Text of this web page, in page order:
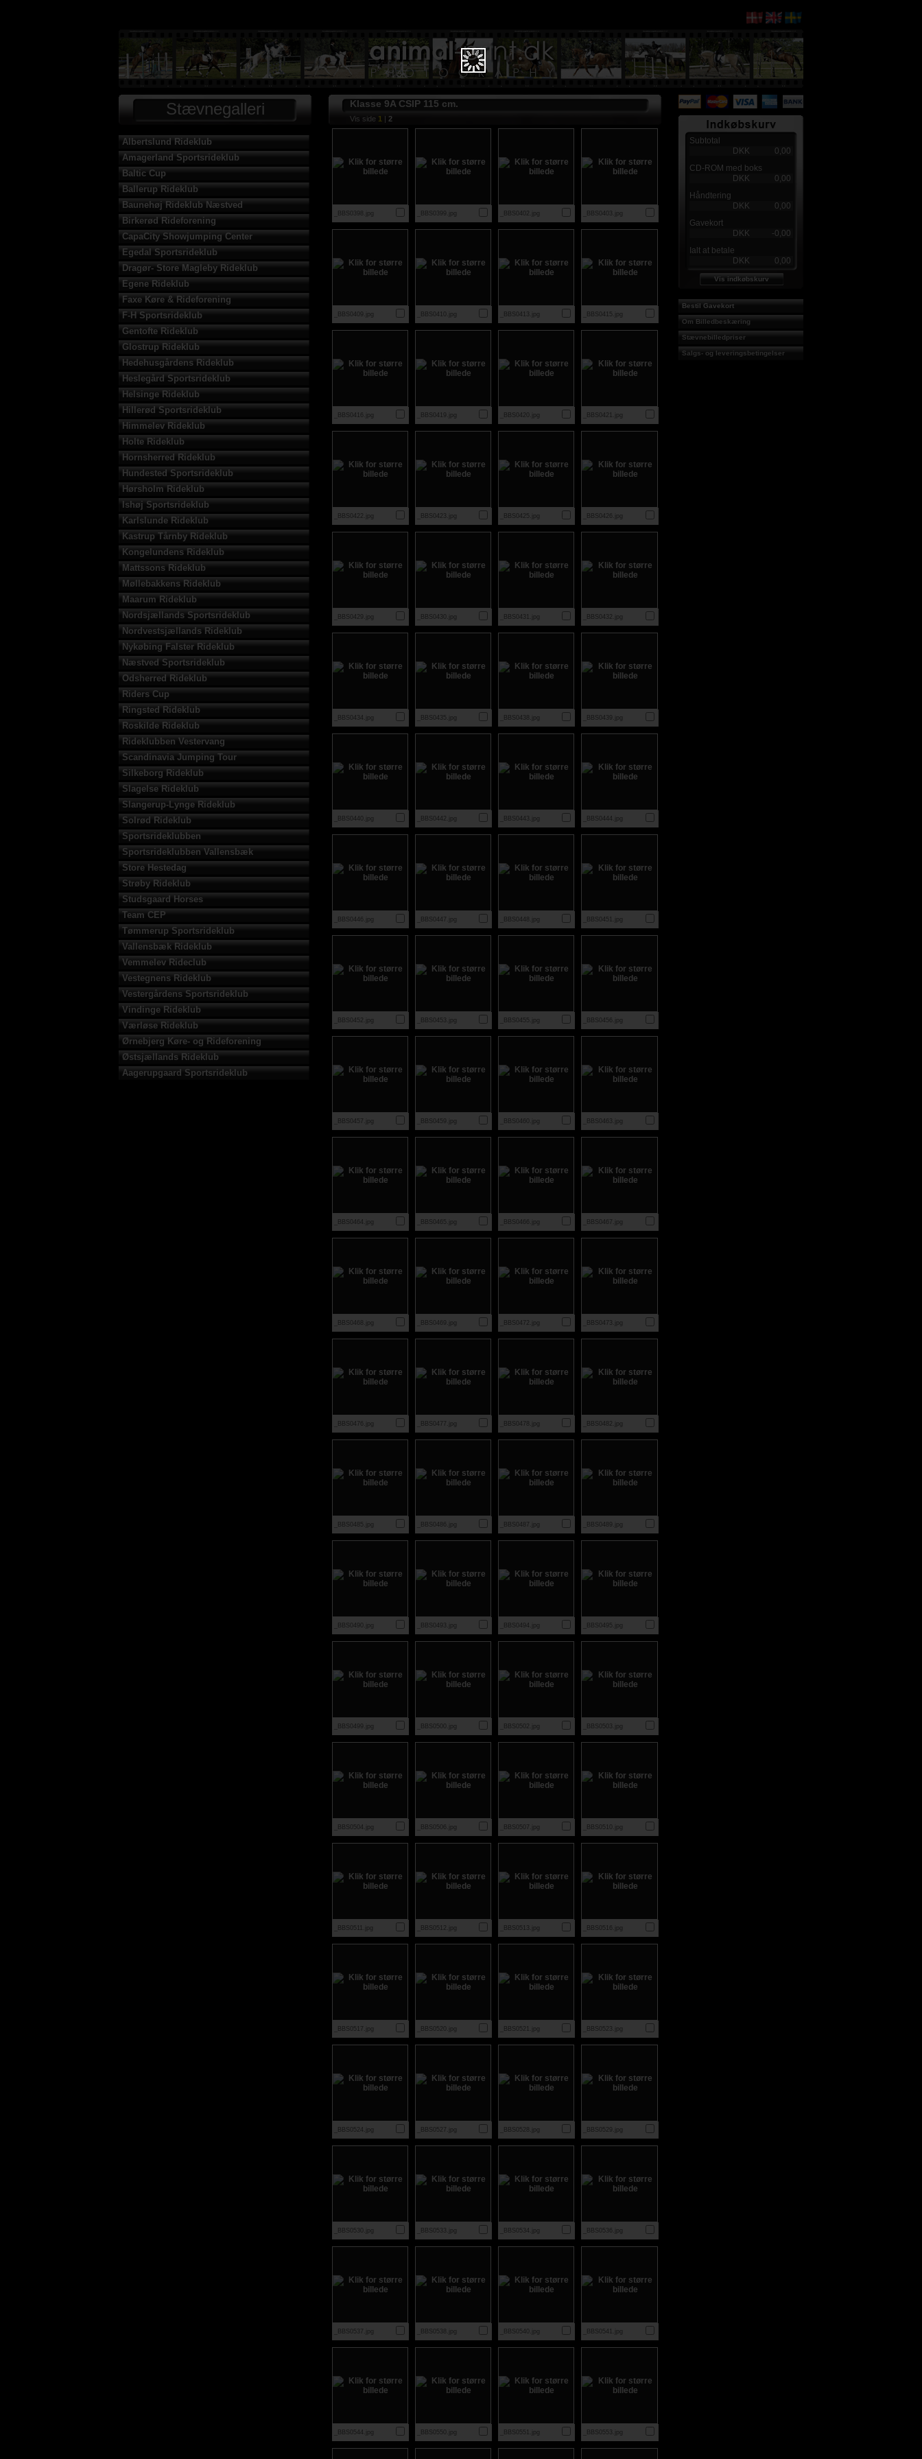
Stævnegalleri
Albertslund Rideklub
Amagerland Sportsrideklub
Baltic Cup
Ballerup Rideklub
Baunehøj Rideklub Næstved
Birkerød Rideforening
CapaCity Showjumping Center
Egedal Sportsrideklub
Dragør- Store Magleby Rideklub
Egene Rideklub
Faxe Køre & Rideforening
F-H Sportsrideklub
Gentofte Rideklub
Glostrup Rideklub
Hedehusgårdens Rideklub
Heslegård Sportsrideklub
Helsinge Rideklub
Hillerød Sportsrideklub
Himmelev Rideklub
Holte Rideklub
Hornsherred Rideklub
Hundested Sportsrideklub
Hørsholm Rideklub
Ishøj Sportsrideklub
Karlslunde Rideklub
Kastrup Tårnby Rideklub
Kongelundens Rideklub
Mattssons Rideklub
Møllebakkens Rideklub
Maarum Rideklub
Nordsjællands Sportsrideklub
Nordvestsjællands Rideklub
Nykøbing Falster Rideklub
Næstved Sportsrideklub
Odsherred Rideklub
Riders Cup
Ringsted Rideklub
Roskilde Rideklub
Rideklubben Vestervang
Scandinavia Jumping Tour
Silkeborg Rideklub
Slagelse Rideklub
Slangerup-Lynge Rideklub
Solrød Rideklub
Sportsrideklubben
Sportsrideklubben Vallensbæk
Store Hestedag
Strøby Rideklub
Studsgaard Horses
Team CEP
Tømmerup Sportsrideklub
Vallensbæk Rideklub
Vemmelev Rideclub
Vestegnens Rideklub
Vestergårdens Sportsrideklub
Vindinge Rideklub
Værløse Rideklub
Ørnebjerg Køre- og Rideforening
Østsjællands Rideklub
Aagerupgaard Sportsrideklub
Klasse 9A CSIP 115 cm.
Vis side 1 | 2
_BBS0398.jpg _BBS0399.jpg _BBS0402.jpg _BBS0403.jpg
_BBS0409.jpg _BBS0410.jpg _BBS0413.jpg _BBS0415.jpg
_BBS0416.jpg _BBS0419.jpg _BBS0420.jpg _BBS0421.jpg
_BBS0422.jpg _BBS0423.jpg _BBS0425.jpg _BBS0426.jpg
_BBS0429.jpg _BBS0430.jpg _BBS0431.jpg _BBS0432.jpg
_BBS0434.jpg _BBS0435.jpg _BBS0438.jpg _BBS0439.jpg
_BBS0440.jpg _BBS0442.jpg _BBS0443.jpg _BBS0444.jpg
_BBS0446.jpg _BBS0447.jpg _BBS0448.jpg _BBS0451.jpg
_BBS0452.jpg _BBS0453.jpg _BBS0455.jpg _BBS0456.jpg
_BBS0457.jpg _BBS0459.jpg _BBS0460.jpg _BBS0463.jpg
_BBS0464.jpg _BBS0465.jpg _BBS0466.jpg _BBS0467.jpg
_BBS0468.jpg _BBS0469.jpg _BBS0472.jpg _BBS0473.jpg
_BBS0476.jpg _BBS0477.jpg _BBS0478.jpg _BBS0482.jpg
_BBS0485.jpg _BBS0486.jpg _BBS0487.jpg _BBS0489.jpg
_BBS0490.jpg _BBS0493.jpg _BBS0494.jpg _BBS0495.jpg
_BBS0499.jpg _BBS0500.jpg _BBS0502.jpg _BBS0503.jpg
_BBS0504.jpg _BBS0506.jpg _BBS0507.jpg _BBS0510.jpg
_BBS0511.jpg _BBS0512.jpg _BBS0513.jpg _BBS0516.jpg
_BBS0517.jpg _BBS0520.jpg _BBS0521.jpg _BBS0523.jpg
_BBS0524.jpg _BBS0527.jpg _BBS0528.jpg _BBS0529.jpg
_BBS0530.jpg _BBS0533.jpg _BBS0534.jpg _BBS0536.jpg
_BBS0537.jpg _BBS0538.jpg _BBS0540.jpg _BBS0541.jpg
_BBS0544.jpg _BBS0550.jpg _BBS0551.jpg _BBS0553.jpg
Subtotal
DKK
0,00
CD-ROM med boks
DKK
0,00
Håndtering
DKK
0,00
Gavekort
DKK
-0,00
Ialt at betale
DKK
0,00
Vis indkøbskurv
Bestil Gavekort
Om Billedbeskæring
Stævnebilledpriser
Salgs- og leveringsbetingelser